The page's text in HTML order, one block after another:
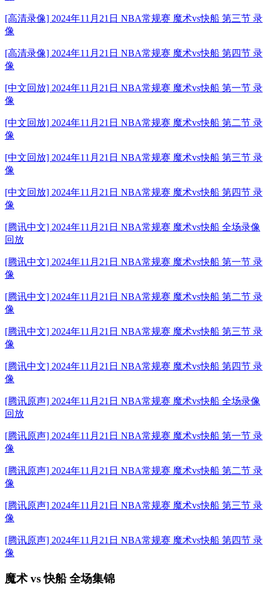
[高清录像] 2024年11月21日 NBA常规赛 魔术vs快船 第三节 录
像
[高清录像] 2024年11月21日 NBA常规赛 魔术vs快船 第四节 录
像
[中文回放] 2024年11月21日 NBA常规赛 魔术vs快船 第一节 录
像
[中文回放] 2024年11月21日 NBA常规赛 魔术vs快船 第二节 录
像
[中文回放] 2024年11月21日 NBA常规赛 魔术vs快船 第三节 录
像
[中文回放] 2024年11月21日 NBA常规赛 魔术vs快船 第四节 录
像
[腾讯中文] 2024年11月21日 NBA常规赛 魔术vs快船 全场录像
回放
[腾讯中文] 2024年11月21日 NBA常规赛 魔术vs快船 第一节 录
像
[腾讯中文] 2024年11月21日 NBA常规赛 魔术vs快船 第二节 录
像
[腾讯中文] 2024年11月21日 NBA常规赛 魔术vs快船 第三节 录
像
[腾讯中文] 2024年11月21日 NBA常规赛 魔术vs快船 第四节 录
像
[腾讯原声] 2024年11月21日 NBA常规赛 魔术vs快船 全场录像
回放
[腾讯原声] 2024年11月21日 NBA常规赛 魔术vs快船 第一节 录
像
[腾讯原声] 2024年11月21日 NBA常规赛 魔术vs快船 第二节 录
像
[腾讯原声] 2024年11月21日 NBA常规赛 魔术vs快船 第三节 录
像
[腾讯原声] 2024年11月21日 NBA常规赛 魔术vs快船 第四节 录
像
魔术 vs 快船 全场集锦